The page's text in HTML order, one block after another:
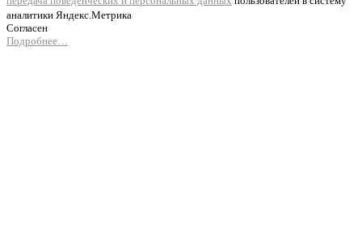
аналитики Яндекс.Метрика
Согласен
Подробнее…